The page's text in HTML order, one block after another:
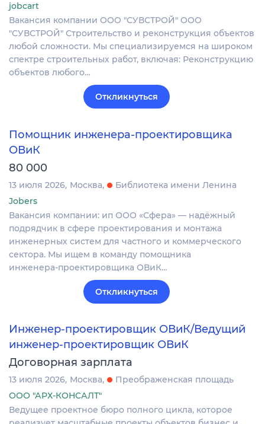
jobcart
Вакансия компании ООО "СУВСТРОЙ" ООО
"СУВСТРОЙ" Строительство и реконструкция объектов
любой сложности. Мы специализируемся на широком
спектре строительных работ, включая: Реконструкцию
объектов любого…
Откликнуться
Помощник инженера-проектировщика
ОВиК
80 000
13 июля 2026 Москва
Библиотека имени Ленина
Jobers
Вакансия компании: ип ООО «Сфера» — надёжный
подрядчик в сфере проектирования и монтажа
инженерных систем для частного и коммерческого
сектора. Мы ищем в команду помощника
инженера‑проектировщика ОВиК…
Откликнуться
Инженер-проектировщик ОВиК/Ведущий
инженер-проектировщик ОВиК
Договорная зарплата
13 июля 2026 Москва
Преображенская площадь
ООО "АРХ-КОНСАЛТ"
Ведущее проектное бюро полного цикла, которое